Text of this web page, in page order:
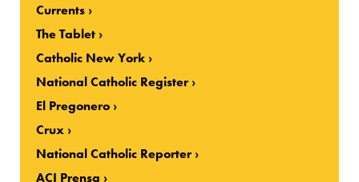
Currents
The Tablet
Catholic New York
National Catholic Register
El Pregonero
Crux
National Catholic Reporter
ACI Prensa